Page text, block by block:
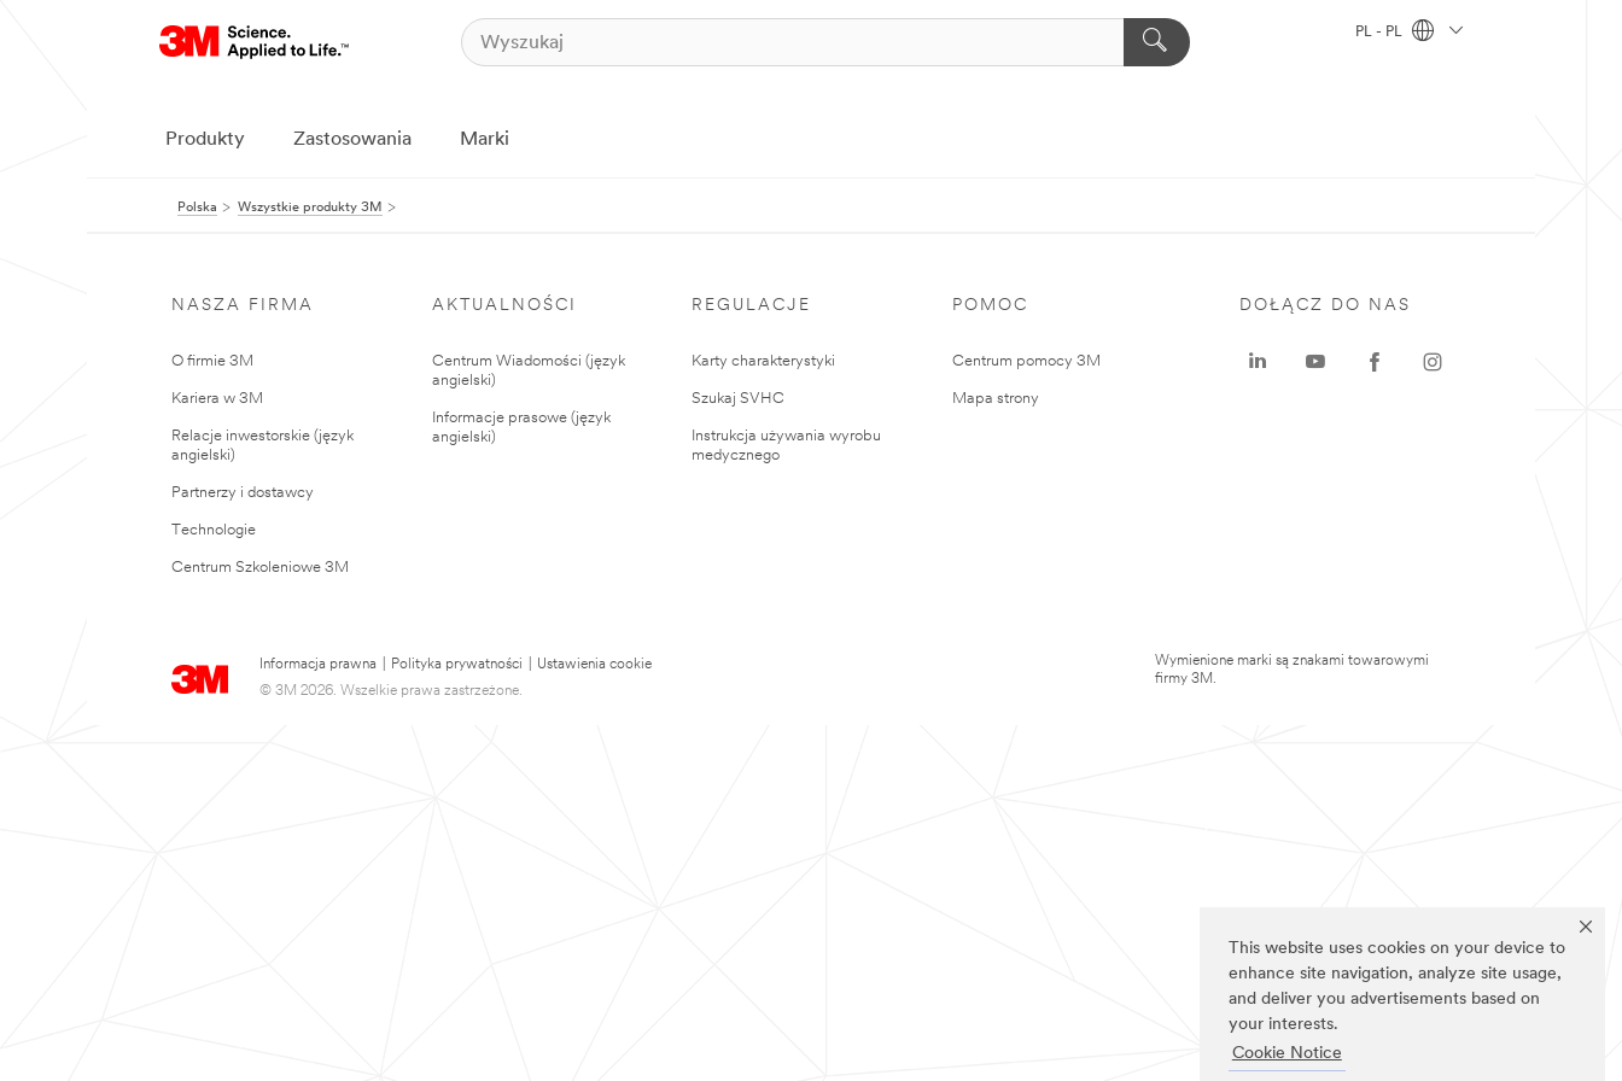
This website uses cookies on your device to
enhance site navigation, analyze site usage,
and deliver you advertisements based on
your interests.
Cookie Notice
PL - PL
Produkty Zastosowania Marki
Polska Wszystkie produkty 3M
NASZA FIRMA
O firmie 3M
Kariera w 3M
Relacje inwestorskie (język
angielski)
Partnerzy i dostawcy
Technologie
Centrum Szkoleniowe 3M
AKTUALNOŚCI
Centrum Wiadomości (język
angielski)
Informacje prasowe (język
angielski)
REGULACJE
Karty charakterystyki
Szukaj SVHC
Instrukcja używania wyrobu
medycznego
POMOC
Centrum pomocy 3M
Mapa strony
Informacja prawna Polityka prywatności
Ustawienia cookie
© 3M 2026. Wszelkie prawa zastrzeżone.
DOŁĄCZ DO NAS
Wymienione marki są znakami towarowymi
firmy 3M.